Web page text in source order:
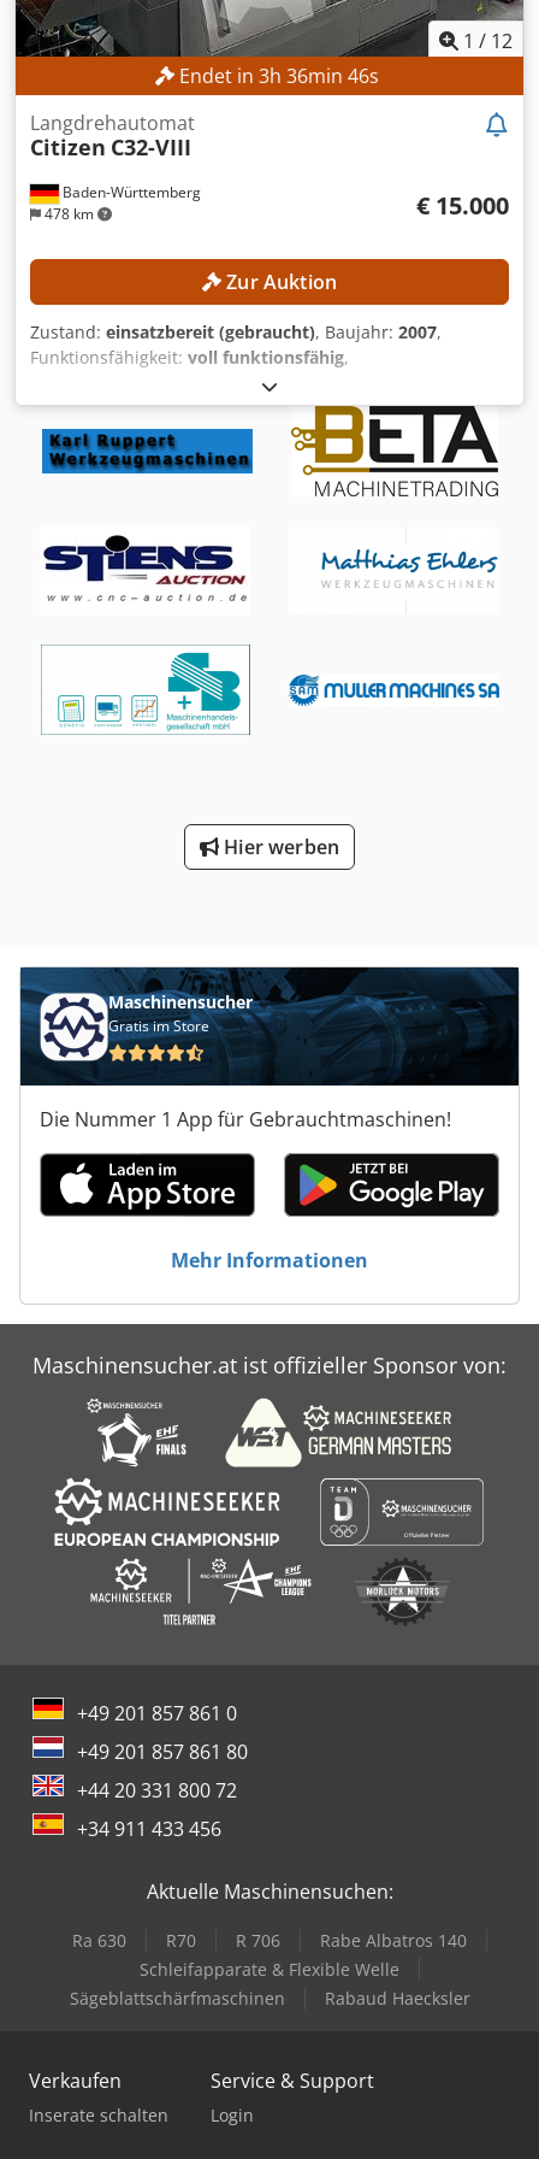
1 / 12
Endet in 3h 36min 44s
Baden-Württemberg
478 km
Langdrehautomat
Citizen C32-VIII
€ 15.000
Zur Auktion
Zustand: einsatzbereit (gebraucht), Baujahr: 2007,
Funktionsfähigkeit: voll funktionsfähig,
Maschinen-/Fahrzeugnummer:
mm, Drehdurchmesser:32 mm, Gesamtgewicht:2.580 kg,
Ausstattung:Späneförderer, Stangenzuführung
TECHNISCHE DETAILS Drehlänge: 320 mm Chodpfozlqdzjx
Agdsa Drehdurchmesser: 32 mm MASCHINEN-DETAILS
2007) LNS Express 332 Stangenlademagazin Späneförderer
Teileförderband
Hier werben
Maschinensucher
Gratis im Store
Die Nummer 1 App für Gebrauchtmaschinen!
Mehr Informationen
Maschinensucher.at ist offizieller Sponsor von:
+49 201 857 861 0
+49 201 857 861 80
+44 20 331 800 72
+34 911 433 456
Aktuelle Maschinensuchen:
Ra 630 R70 R 706
Rabe Albatros 140
Schleifapparate & Flexible Welle
Sägeblattschärfmaschinen
Rabaud Haecksler
Verkaufen
Inserate schalten
Service & Support
Login